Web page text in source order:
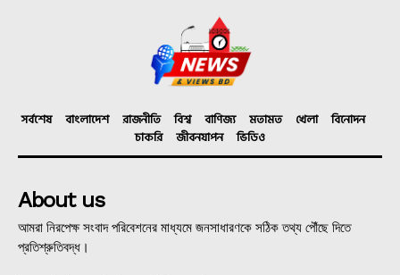
সর্বশেষ বাংলাদেশ রাজনীতি বিশ্ব বাণিজ্য মতামত খেলা
বিনোদন
চাকরি
জীবনযাপন ভিডিও
About us
আমরা নিরপেক্ষ সংবাদ পরিবেশনের মাধ্যমে জনসাধারণকে সঠিক তথ্য পৌঁছে দিতে
প্রতিশ্রুতিবদ্ধ।